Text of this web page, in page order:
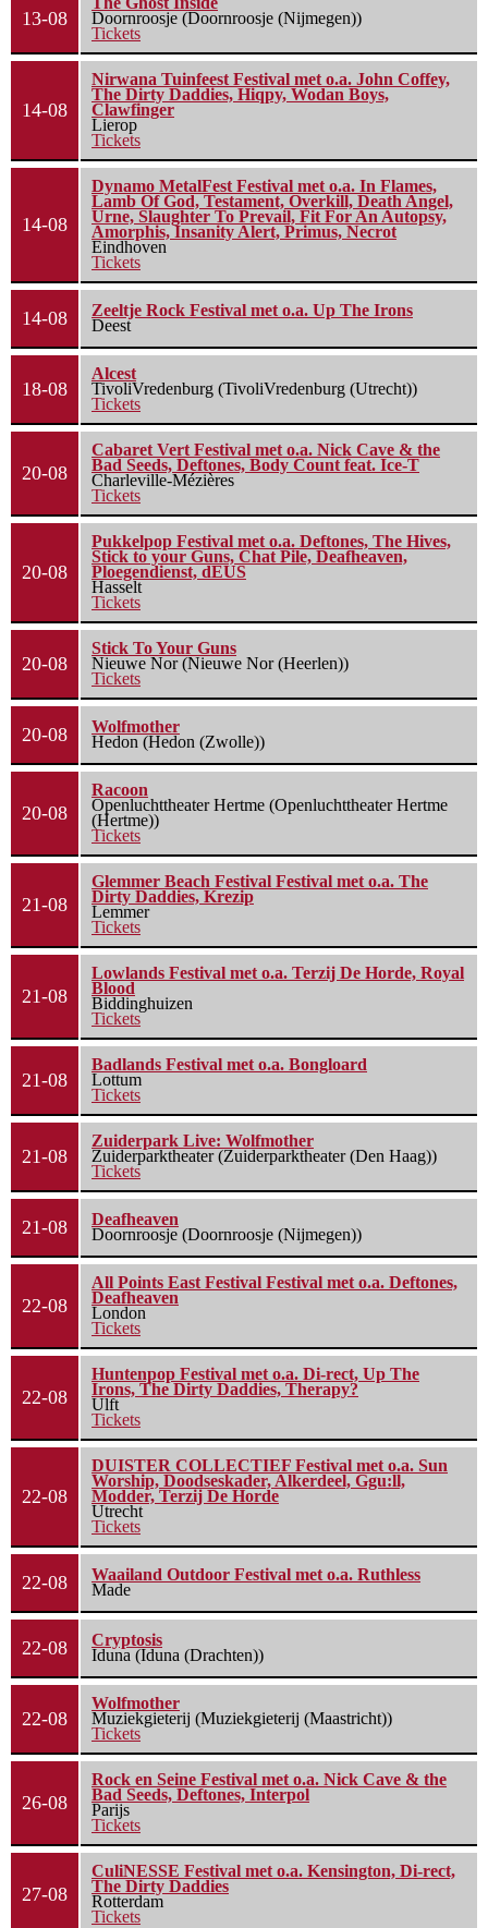
13-08
Doornroosje (Doornroosje (Nijmegen))
Tickets
14-08
Nirwana Tuinfeest Festival met o.a. John Coffey,
The Dirty Daddies, Hiqpy, Wodan Boys,
Clawfinger
Lierop
Tickets
14-08
Dynamo MetalFest Festival met o.a. In Flames,
Lamb Of God, Testament, Overkill, Death Angel,
Urne, Slaughter To Prevail, Fit For An Autopsy,
Amorphis, Insanity Alert, Primus, Necrot
Eindhoven
Tickets
14-08
Zeeltje Rock Festival met o.a. Up The Irons
Deest
18-08
Alcest
TivoliVredenburg (TivoliVredenburg (Utrecht))
Tickets
20-08
Cabaret Vert Festival met o.a. Nick Cave & the
Bad Seeds, Deftones, Body Count feat. Ice-T
Charleville-Mézières
Tickets
20-08
Pukkelpop Festival met o.a. Deftones, The Hives,
Stick to your Guns, Chat Pile, Deafheaven,
Ploegendienst, dEUS
Hasselt
Tickets
20-08
Stick To Your Guns
Nieuwe Nor (Nieuwe Nor (Heerlen))
Tickets
20-08
Wolfmother
Hedon (Hedon (Zwolle))
20-08
Racoon
Openluchttheater Hertme (Openluchttheater Hertme
(Hertme))
Tickets
21-08
Glemmer Beach Festival Festival met o.a. The
Dirty Daddies, Krezip
Lemmer
Tickets
21-08
Lowlands Festival met o.a. Terzij De Horde, Royal
Blood
Biddinghuizen
Tickets
21-08
Badlands Festival met o.a. Bongloard
Lottum
Tickets
21-08
Zuiderpark Live: Wolfmother
Zuiderparktheater (Zuiderparktheater (Den Haag))
Tickets
21-08
Deafheaven
Doornroosje (Doornroosje (Nijmegen))
22-08
All Points East Festival Festival met o.a. Deftones,
Deafheaven
London
Tickets
22-08
Huntenpop Festival met o.a. Di-rect, Up The
Irons, The Dirty Daddies, Therapy?
Ulft
Tickets
22-08
DUISTER COLLECTIEF Festival met o.a. Sun
Worship, Doodseskader, Alkerdeel, Ggu:ll,
Modder, Terzij De Horde
Utrecht
Tickets
22-08
Waailand Outdoor Festival met o.a. Ruthless
Made
22-08
Cryptosis
Iduna (Iduna (Drachten))
22-08
Wolfmother
Muziekgieterij (Muziekgieterij (Maastricht))
Tickets
26-08
Rock en Seine Festival met o.a. Nick Cave & the
Bad Seeds, Deftones, Interpol
Parijs
Tickets
27-08
CuliNESSE Festival met o.a. Kensington, Di-rect,
The Dirty Daddies
Rotterdam
Tickets